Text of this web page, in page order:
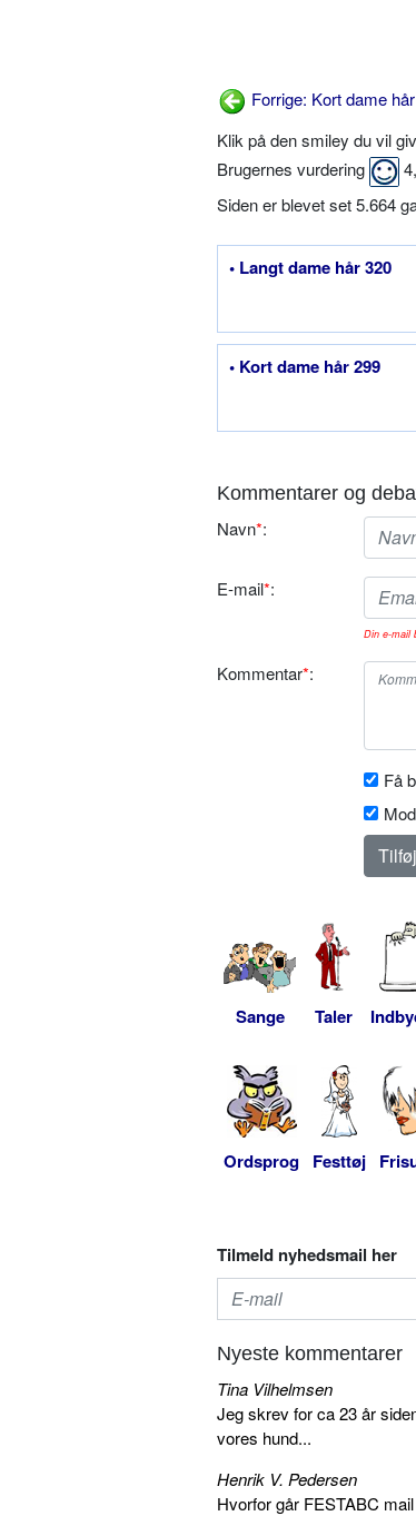
Forrige: Kort dame
Klik på den smiley du vil
Brugernes vurdering
Siden er blevet set 5.664
• Langt dame hår 320
• Kort dame hår 299
Kommentarer og
Navn*:
E-mail*:
Din e-mail
Kommentar*:
Få
Sange Taler
Ordsprog Festtøj
Tilmeld nyhedsmail her
Nyeste kommentarer
Tina Vilhelmsen
Jeg skrev for ca 23 år
vores hund...
Henrik V. Pedersen
Hvorfor går FESTABC